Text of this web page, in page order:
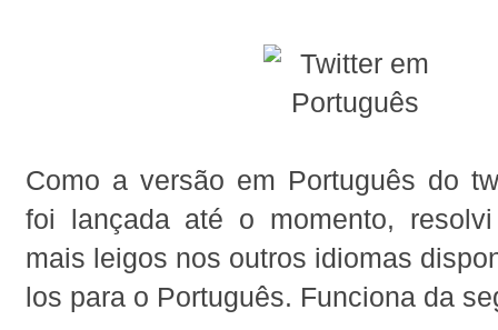
Como a versão em Português do
foi lançada até o momento,
mais leigos nos outros idiomas
los para o Português. Funciona da